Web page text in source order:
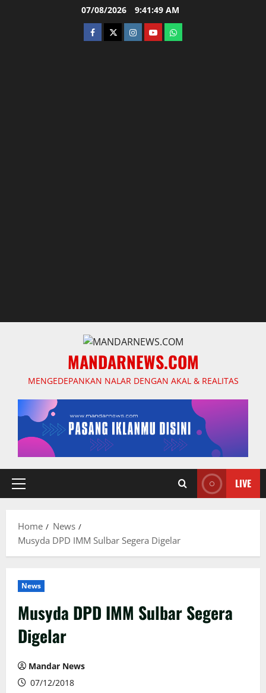
07/08/2026 9:41:50 AM
facebooktwitterinstagram.com
youtubewhatsapp
MANDARNEWS.COM
MENGEDEPANKAN NALAR DENGAN AKAL & REALITAS
Primary
LIVE
Home
News
Musyda DPD IMM Sulbar Segera Digelar
News
Musyda DPD IMM Sulbar Segera
Digelar
Mandar News
07/12/2018